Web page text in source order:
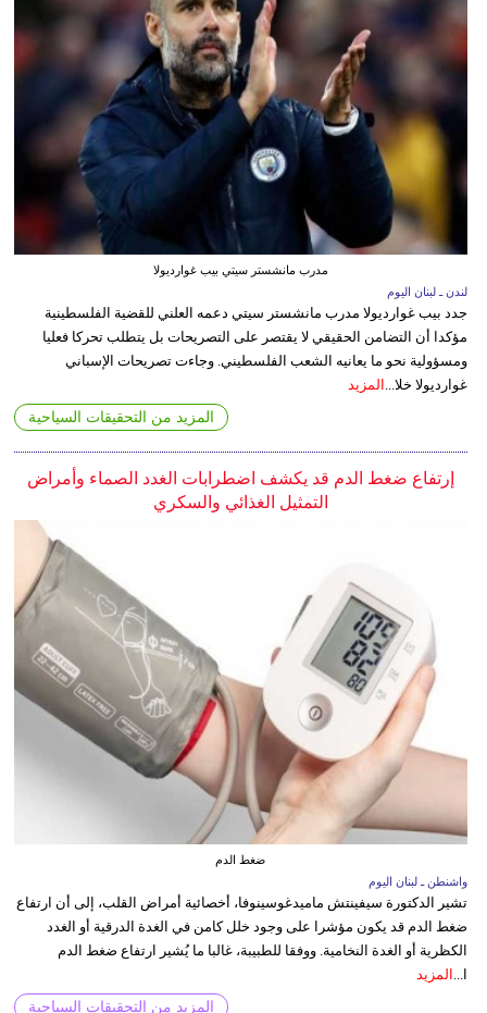
مدرب مانشستر سيتي بيب غوارديولا
لندن ـ لبنان اليوم
جدد بيب غوارديولا مدرب مانشستر سيتي دعمه العلني للقضية الفلسطينية
مؤكدا أن التضامن الحقيقي لا يقتصر على التصريحات بل يتطلب تحركا فعليا
ومسؤولية نحو ما يعانيه الشعب الفلسطيني. وجاءت تصريحات الإسباني
غوارديولا خلا... المزيد
المزيد من التحقيقات السياحية
إرتفاع ضغط الدم قد يكشف اضطرابات الغدد الصماء وأمراض
التمثيل الغذائي والسكري
ضغط الدم
واشنطن ـ لبنان اليوم
تشير الدكتورة سيفينتش ماميدغوسينوفا، أخصائية أمراض القلب، إلى أن ارتفاع
ضغط الدم قد يكون مؤشرا على وجود خلل كامن في الغدة الدرقية أو الغدد
الكظرية أو الغدة النخامية. ووفقا للطبيبة، غالبا ما يُشير ارتفاع ضغط الدم
ا... المزيد
المزيد من التحقيقات السياحية